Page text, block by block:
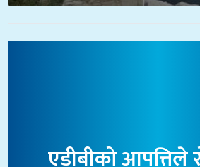
एडीबीको आपत्तिले